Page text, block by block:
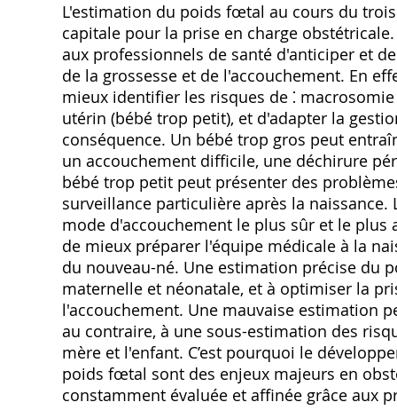
L'estimation du poids fœtal au cours du
capitale pour la prise en charge
aux professionnels de santé d'anticiper et
de la grossesse et de l'accouchement. En
mieux identifier les risques de ⁚
utérin (bébé trop petit), et d'adapter la
conséquence. Un bébé trop gros peut
un accouchement difficile, une déchirure
bébé trop petit peut présenter des
surveillance particulière après la
mode d'accouchement le plus sûr et le
de mieux préparer l'équipe médicale à la
du nouveau-né. Une estimation précise du
maternelle et néonatale, et à optimiser la
l'accouchement. Une mauvaise estimation
au contraire, à une sous-estimation des
mère et l'enfant. C’est pourquoi le
poids fœtal sont des enjeux majeurs en
constamment évaluée et affinée grâce aux